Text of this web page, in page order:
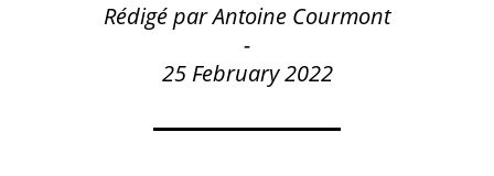
Rédigé par Antoine Courmont
-
25 February 2022